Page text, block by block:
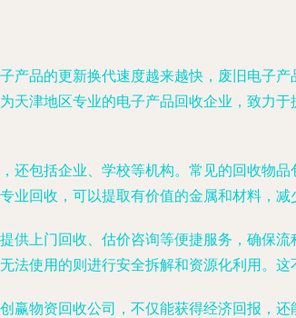
产品的更新换代速度越来越快，废旧电子
天津地区专业的电子产品回收企业，致力
还包括企业、学校等机构。常见的回收物
业回收，可以提取有价值的金属和材料，减
供上门回收、估价咨询等便捷服务，确保
法使用的则进行安全拆解和资源化利用。
赢物资回收公司，不仅能获得经济回报，